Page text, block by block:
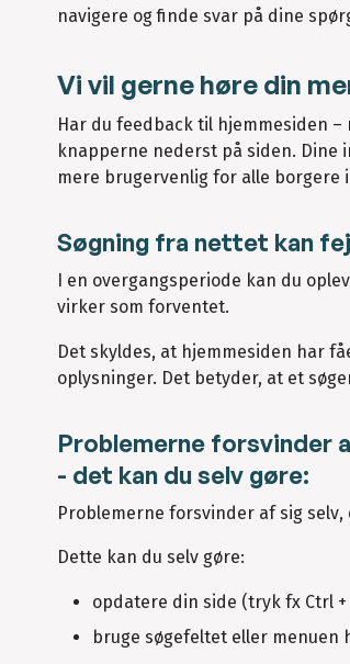
navigere og finde svar på dine
Vi vil gerne høre din
Har du feedback til hjemmesiden
knapperne nederst på siden. Dine
mere brugervenlig for alle borgere
Søgning fra nettet kan
I en overgangsperiode kan du
virker som forventet.
Det skyldes, at hjemmesiden har
oplysninger. Det betyder, at et
Problemerne forsvinder
- det kan du selv gøre:
Problemerne forsvinder af sig
Dette kan du selv gøre:
opdatere din side (tryk fx Ctrl +
bruge søgefeltet eller menuen